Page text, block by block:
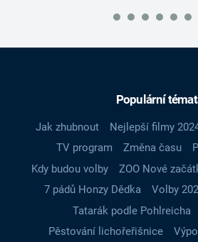
Populární
Jak zhubnout Nejlepší filmy
TV program
Změna času
Kdy budou volby
ZOO Nové
7 pádů Honzy Dědka
Volby
Tatarák podle Pohlreicha
Pěstování lichořeřišnice